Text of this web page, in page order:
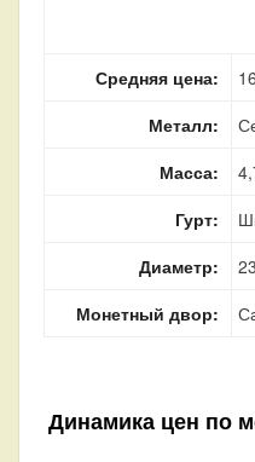
Средняя цена:
Металл:
Масса:
Гурт:
Диаметр:
Монетный двор:
Динамика цен по